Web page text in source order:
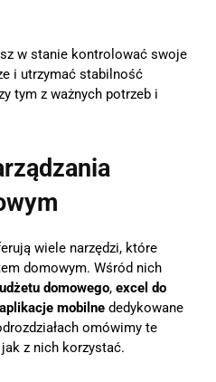
w stanie kontrolować swoje
i utrzymać stabilność
tym z ważnych potrzeb i
wiele narzędzi, które
domowym. Wśród nich
domowego, excel do
aplikacje mobilne dedykowane
omówimy te
z nich korzystać.